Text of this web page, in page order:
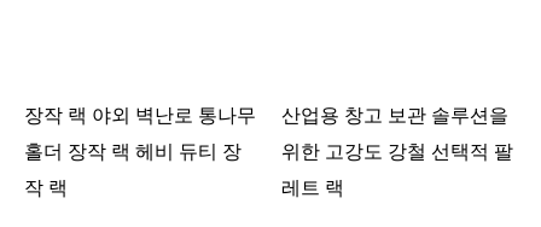
장작 랙 야외 벽난로 통나무
홀더 장작 랙 헤비 듀티 장
작 랙
산업용 창고 보관 솔루션을
위한 고강도 강철 선택적 팔
레트 랙